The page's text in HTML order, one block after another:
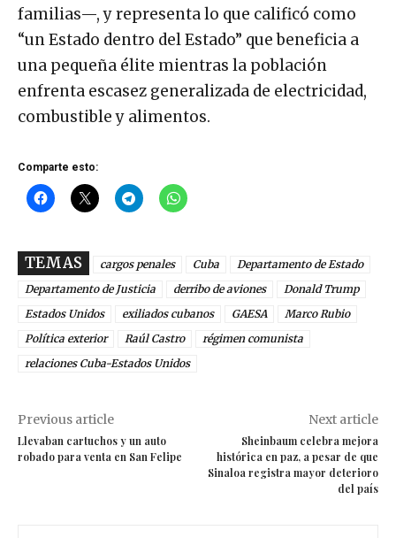
familias—, y representa lo que calificó como
“un Estado dentro del Estado” que beneficia a
una pequeña élite mientras la población
enfrenta escasez generalizada de electricidad,
combustible y alimentos.
Comparte esto:
TEMAS cargos penales Cuba
Departamento de Estado
Departamento de Justicia
derribo de aviones
Donald Trump
Estados Unidos
exiliados cubanos GAESA
Marco Rubio
Política exterior
Raúl Castro
régimen comunista
relaciones Cuba-Estados Unidos
Previous article
Llevaban cartuchos y un auto
robado para venta en San Felipe
Next article
Sheinbaum celebra mejora
histórica en paz, a pesar de que
Sinaloa registra mayor deterioro
del país